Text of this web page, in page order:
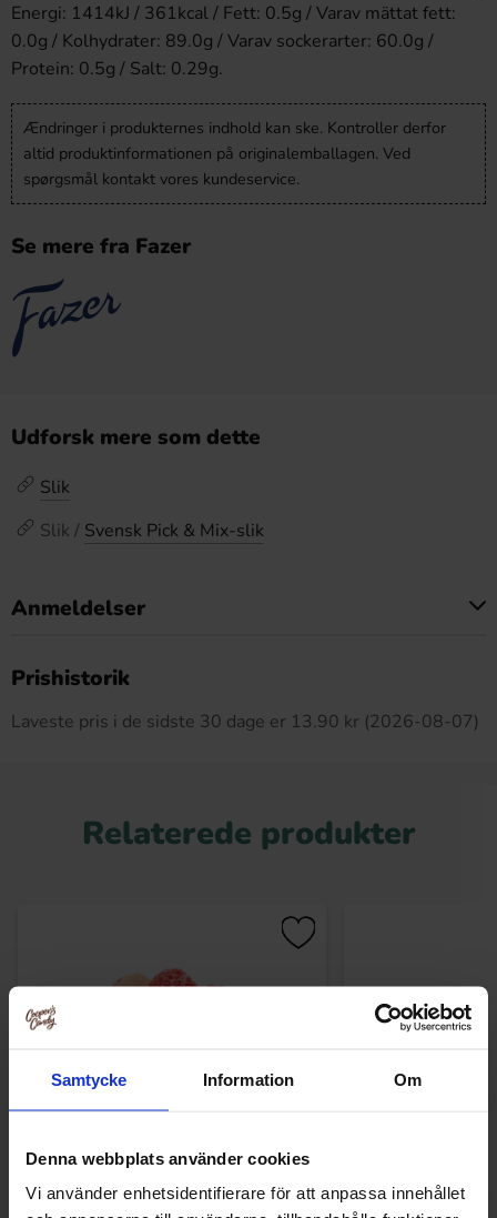
Samtycke Information Om
Denna webbplats använder cookies
Vi använder enhetsidentifierare för att anpassa innehållet
Energi: 1414kJ / 361kcal / Fett: 0.5g / Varav mättat fett:
0.0g / Kolhydrater: 89.0g / Varav sockerarter: 60.0g /
Protein: 0.5g / Salt: 0.29g.
Ændringer i produkternes indhold kan ske. Kontroller derfor
altid produktinformationen på originalemballagen. Ved
spørgsmål kontakt vores kundeservice.
Se mere fra Fazer
Udforsk mere som dette
Slik
Slik / Svensk Pick & Mix-slik
Anmeldelser
Prishistorik
Laveste pris i de sidste 30 dage er 13.90 kr (2026-08-07)
Relaterede produkter
Grahns Bärry Jordgubb-Vanilj 100g Mormors